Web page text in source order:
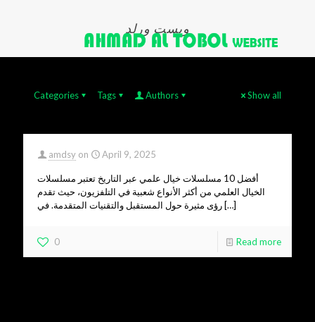
ويست ورلد
Categories Tags Authors Show all
amdsy on April 9, 2025
أفضل 10 مسلسلات خيال علمي عبر التاريخ تعتبر مسلسلات
الخيال العلمي من أكثر الأنواع شعبية في التلفزيون، حيث تقدم
رؤى مثيرة حول المستقبل والتقنيات المتقدمة. في […]
0 Read more